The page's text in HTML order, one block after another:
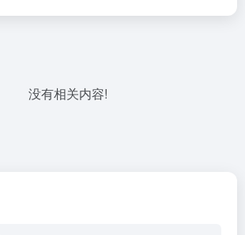
没有相关内容!